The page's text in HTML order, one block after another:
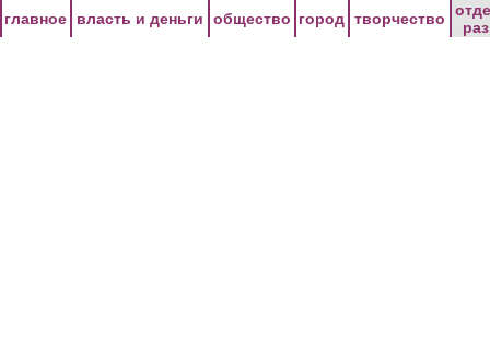
главное власть и деньги общество город творчество